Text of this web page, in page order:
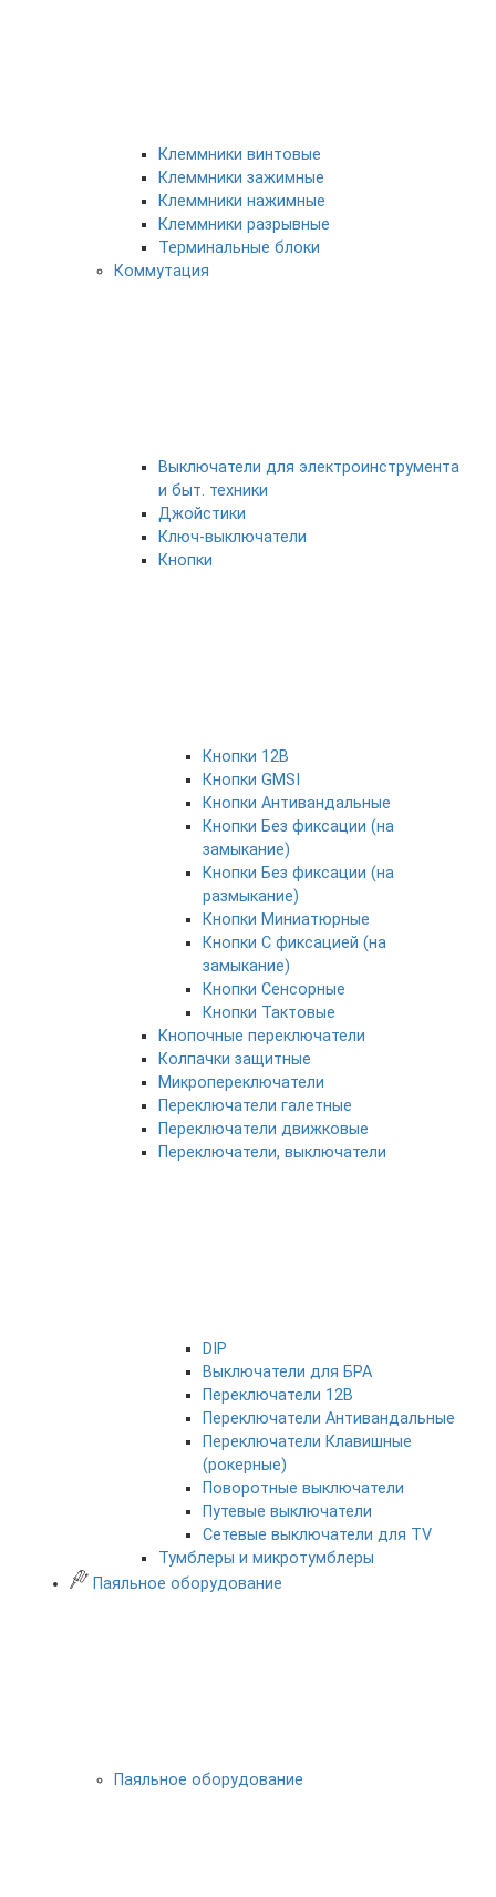
Клеммники винтовые
Клеммники зажимные
Клеммники нажимные
Клеммники разрывные
Терминальные блоки
Коммутация
Выключатели для электроинструмента
и быт. техники
Джойстики
Ключ-выключатели
Кнопки
Кнопки 12В
Кнопки GMSI
Кнопки Антивандальные
Кнопки Без фиксации (на
замыкание)
Кнопки Без фиксации (на
размыкание)
Кнопки Миниатюрные
Кнопки С фиксацией (на
замыкание)
Кнопки Сенсорные
Кнопки Тактовые
Кнопочные переключатели
Колпачки защитные
Микропереключатели
Переключатели галетные
Переключатели движковые
Переключатели, выключатели
DIP
Выключатели для БРА
Переключатели 12В
Переключатели Антивандальные
Переключатели Клавишные
(рокерные)
Поворотные выключатели
Путевые выключатели
Сетевые выключатели для TV
Тумблеры и микротумблеры
Паяльное оборудование
Паяльное оборудование